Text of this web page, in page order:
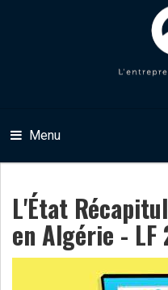
Menu
L'État
en Algérie - LF